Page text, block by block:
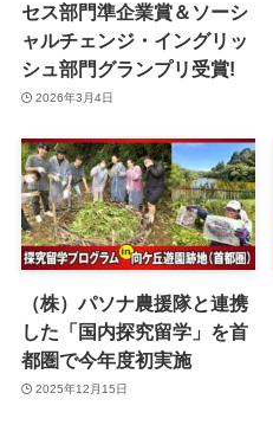
セス部門準企業賞＆ソーシ
ャルチェンジ・イングリッ
シュ部門グランプリ受賞!
2026年3月4日
（株）パソナ農援隊と連携
した「国内探究留学」を首
都圏で今年度初実施
2025年12月15日